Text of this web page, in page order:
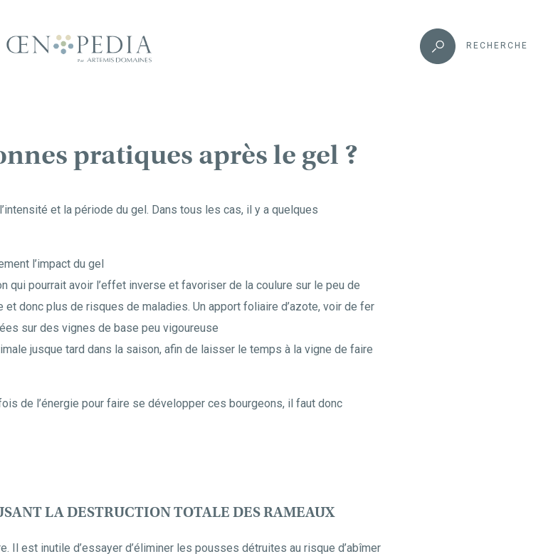
RECHERCHE
pratiques après le gel ?
et la période du gel. Dans tous les cas, il y a quelques
l’impact du gel
qui pourrait avoir l’effet inverse et favoriser de la coulure sur le peu de
donc plus de risques de maladies. Un apport foliaire d’azote, voir de fer
sur des vignes de base peu vigoureuse
jusque tard dans la saison, afin de laisser le temps à la vigne de faire
de l’énergie pour faire se développer ces bourgeons, il faut donc
LA DESTRUCTION TOTALE DES RAMEAUX
Il est inutile d’essayer d’éliminer les pousses détruites au risque d’abîmer